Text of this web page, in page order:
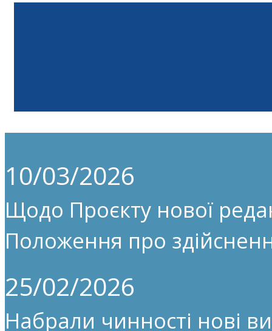
10/03/2026
Щодо Проєкту нової
Положення про
25/02/2026
Набрали чинності нові